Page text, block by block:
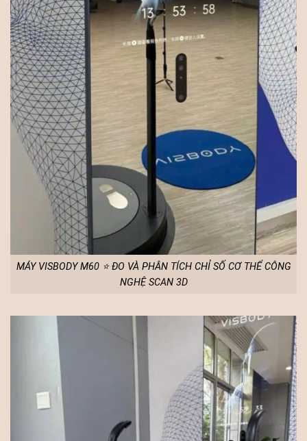
MÁY VISBODY M60 ⭐ ĐO VÀ PHÂN TÍCH CHỈ SỐ CƠ THỂ CÔNG
NGHỆ SCAN 3D